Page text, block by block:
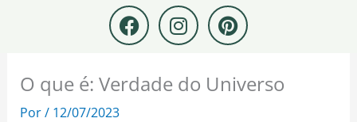
F
a
c
e
b
I
n
s
t
a
P
i
n
t
e
O que é: Verdade do Universo
Por/ 12/07/2023